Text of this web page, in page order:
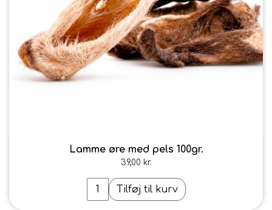
Lamme øre med pels 100gr.
39,00 kr.
Tilføj til kurv